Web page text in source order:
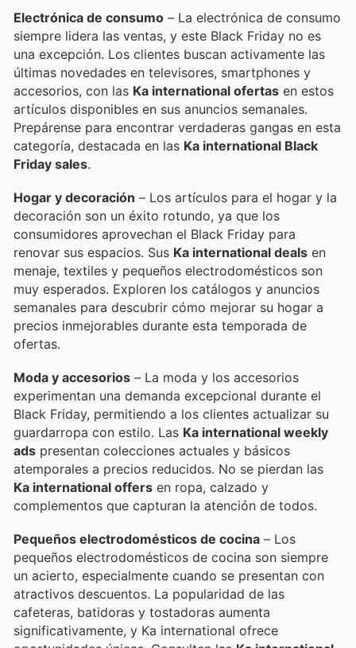
Electrónica de consumo – La electrónica de consumo
siempre lidera las ventas, y este Black Friday no es
una excepción. Los clientes buscan activamente las
últimas novedades en televisores, smartphones y
accesorios, con las Ka international ofertas en estos
artículos disponibles en sus anuncios semanales.
Prepárense para encontrar verdaderas gangas en esta
categoría, destacada en las Ka international Black
Friday sales.
Hogar y decoración – Los artículos para el hogar y la
decoración son un éxito rotundo, ya que los
consumidores aprovechan el Black Friday para
renovar sus espacios. Sus Ka international deals en
menaje, textiles y pequeños electrodomésticos son
muy esperados. Exploren los catálogos y anuncios
semanales para descubrir cómo mejorar su hogar a
precios inmejorables durante esta temporada de
ofertas.
Moda y accesorios – La moda y los accesorios
experimentan una demanda excepcional durante el
Black Friday, permitiendo a los clientes actualizar su
guardarropa con estilo. Las Ka international weekly
ads presentan colecciones actuales y básicos
atemporales a precios reducidos. No se pierdan las
Ka international offers en ropa, calzado y
complementos que capturan la atención de todos.
Pequeños electrodomésticos de cocina – Los
pequeños electrodomésticos de cocina son siempre
un acierto, especialmente cuando se presentan con
atractivos descuentos. La popularidad de las
cafeteras, batidoras y tostadoras aumenta
significativamente, y Ka international ofrece